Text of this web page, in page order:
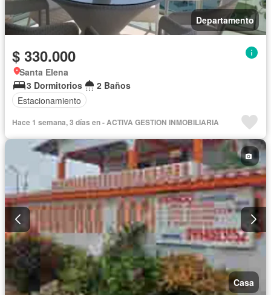
Departamento
$ 330.000
Santa Elena
3 Dormitorios
2 Baños
Estacionamiento
Hace 1 semana, 3 días en - ACTIVA GESTION INMOBILIARIA
Casa